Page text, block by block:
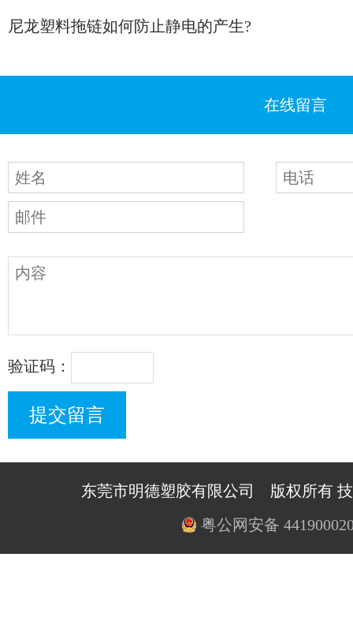
尼龙塑料拖链如何防止静电的产生?
在线留言
验证码：
东莞市明德塑胶有限公司 版权所有
粤公网安备